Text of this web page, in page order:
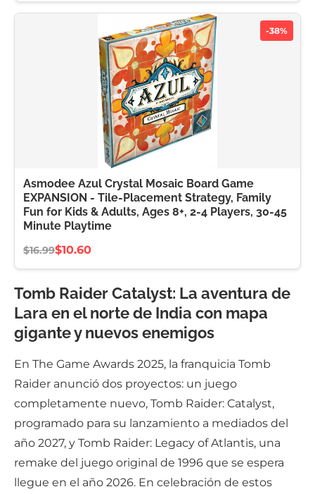
-38%
Asmodee Azul Crystal Mosaic Board Game
EXPANSION - Tile-Placement Strategy, Family
Fun for Kids & Adults, Ages 8+, 2-4 Players, 30-45
Minute Playtime
$16.99$10.60
Tomb Raider Catalyst: La aventura de
Lara en el norte de India con mapa
gigante y nuevos enemigos
En The Game Awards 2025, la franquicia Tomb
Raider anunció dos proyectos: un juego
completamente nuevo, Tomb Raider: Catalyst,
programado para su lanzamiento a mediados del
año 2027, y Tomb Raider: Legacy of Atlantis, una
remake del juego original de 1996 que se espera
llegue en el año 2026. En celebración de estos